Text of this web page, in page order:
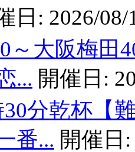
日: 2026/08/
～大阪梅
... 開催日:
30分乾杯【
番... 開催日